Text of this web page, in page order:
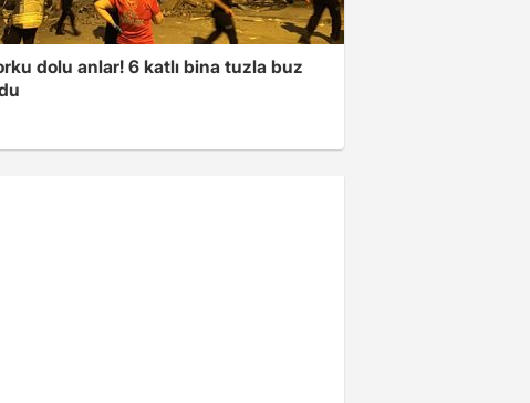
dolu anlar! 6 katlı bina tuzla buz